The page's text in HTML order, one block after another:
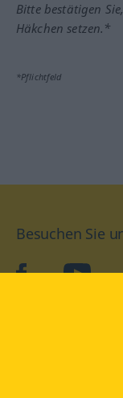
Bitte bestätigen
Häkchen setzen.*
*Pflichtfeld
Besuchen Sie
facebook